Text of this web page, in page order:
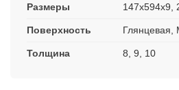
Размеры 147x594x9,
Поверхность Глянцевая,
Толщина 8, 9, 10